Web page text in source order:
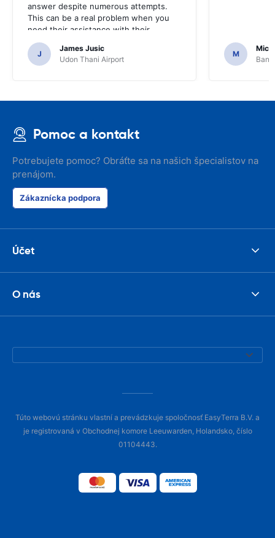
answer despite numerous attempts.
This can be a real problem when you
need their assistance with their
services or car.
J
James Jusic
Udon Thani Airport
M
Pomoc a kontakt
Potrebujete pomoc? Obráťte sa na našich špecialistov na
prenájom.
Zákaznícka podpora
Účet
O nás
Túto webovú stránku vlastní a prevádzkuje spoločnosť EasyTerra B.V. a
je registrovaná v Obchodnej komore Leeuwarden, Holandsko, číslo
01104443.